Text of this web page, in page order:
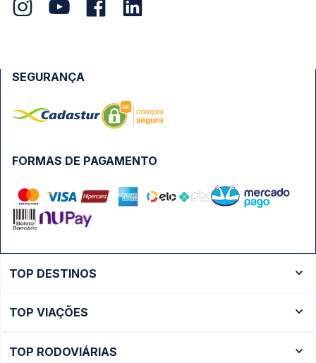
FORMAS DE PAGAMENTO
SEGURANÇA
TOP DESTINOS
Ônibus São Paulo
TOP VIAÇÕES
TOP RODOVIÁRIAS